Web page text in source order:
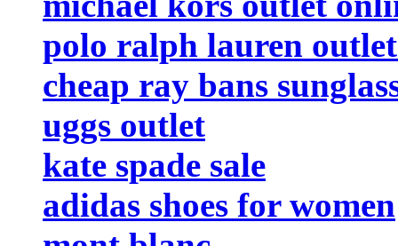
polo ralph lauren
cheap ray bans
uggs outlet
kate spade sale
adidas shoes for women